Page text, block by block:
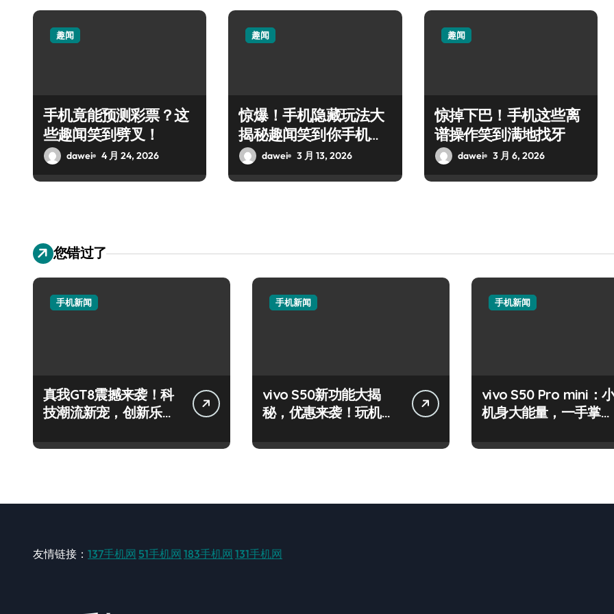
趣闻
手机竟能预测彩票？这
些趣闻笑到劈叉！
dawei 4 月 24, 2026
趣闻
惊爆！手机隐藏玩法大
揭秘趣闻笑到你手机都
握不住
dawei 3 月 13, 2026
趣闻
惊掉下巴！手机这些离
谱操作笑到满地找牙
dawei 3 月 6, 2026
您错过了
手机新闻
真我GT8震撼来袭！科
技潮流新宠，创新乐趣
手机新闻
vivo S50新功能大揭
秘，优惠来袭！玩机高
手机新闻
vivo S50 Pro mini：
机身大能量，一手掌控
友情链接： 137手机网 51手机网 183手机网 131手机网